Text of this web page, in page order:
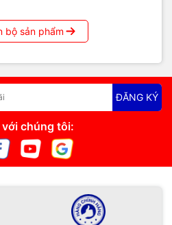
bộ sản phẩm
ĐĂNG KÝ
với chúng tôi: